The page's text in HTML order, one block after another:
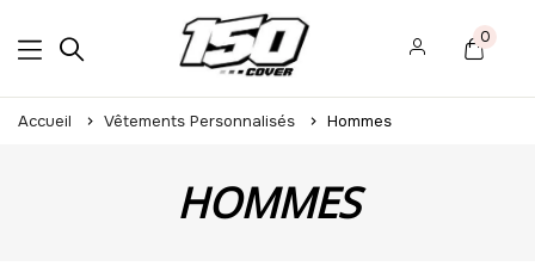
0
Accueil Vêtements Personnalisés Hommes
HOMMES